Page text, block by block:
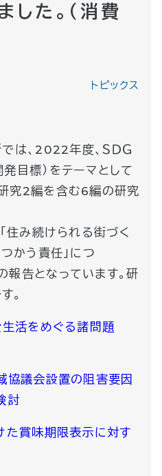
した。（消費
トピックス
は、2022年度、ＳＤＧ
目標）をテーマとして
究2編を含む6編の研究
住み続けられる街づく
かう責任」につ
報告となっています。研
。
生活をめぐる諸問題
協議会設置の阻害要因
討
た賞味期限表示に対す